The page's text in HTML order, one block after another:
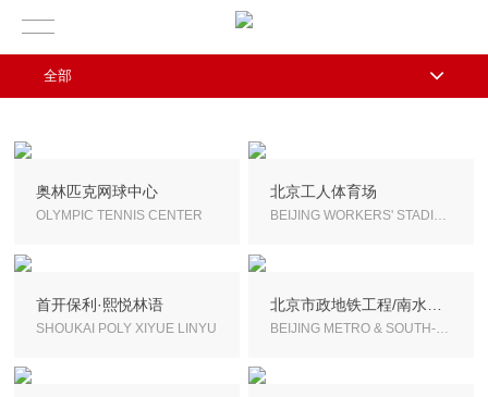
奥林匹克网球中心
OLYMPIC TENNIS CENTER
北京工人体育场
BEIJING WORKERS' STADIUM
首开保利·熙悦林语
SHOUKAI POLY XIYUE LINYU BEIJING METRO & SOUTH-TO-NORTH WATER TRANSFER
全部